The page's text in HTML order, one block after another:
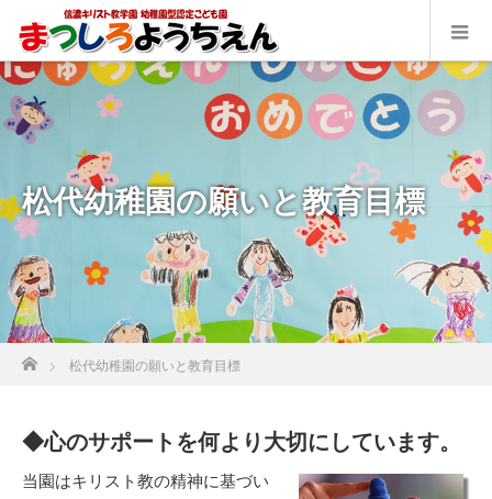
松代幼稚園の願いと教育目標
ホーム
松代幼稚園の願いと教育目標
◆心のサポートを何より大切にしています。
当園はキリスト教の精神に基づい